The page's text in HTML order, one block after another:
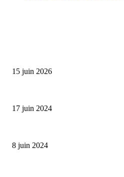
15 juin 2026
17 juin 2024
8 juin 2024